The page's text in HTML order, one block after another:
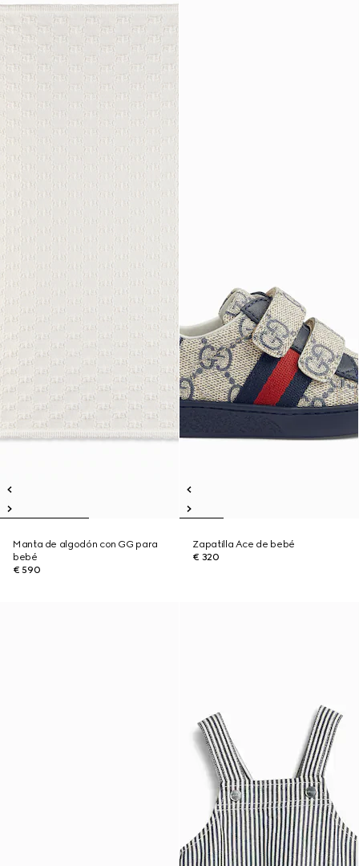
Manta de algodón con GG para
bebé
€ 590
Zapatilla Ace de bebé
€ 320